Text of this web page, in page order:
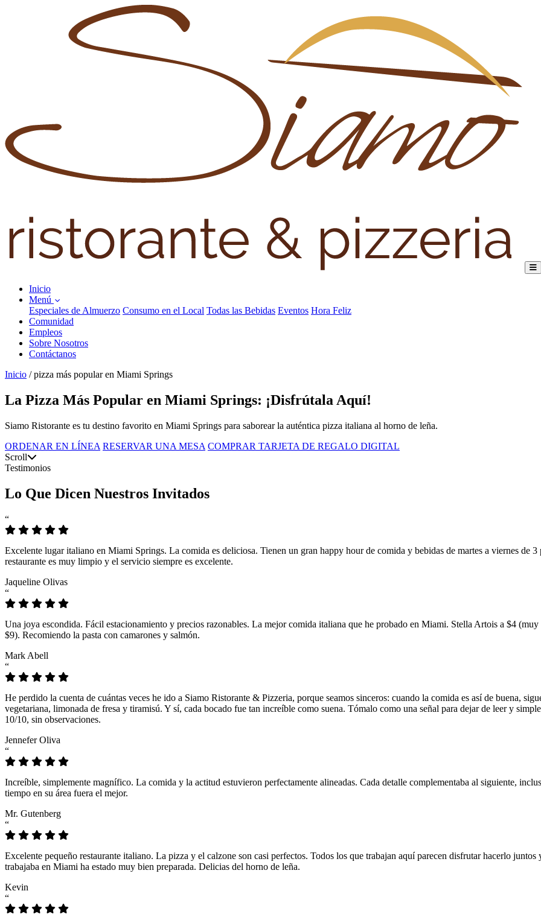
Inicio
Menú
Especiales de Almuerzo Consumo en el Local Todas las Bebidas Eventos Hora Feliz
Comunidad
Empleos
Sobre Nosotros
Contáctanos
Inicio / pizza más popular en Miami Springs
La Pizza Más Popular en Miami Springs: ¡Disfrútala Aquí!
Siamo Ristorante es tu destino favorito en Miami Springs para saborear la auténtica pizza italiana al horno de leña.
ORDENAR EN LÍNEA RESERVAR UNA MESA COMPRAR TARJETA DE REGALO DIGITAL
Scroll
Testimonios
Lo Que Dicen Nuestros Invitados
“
Excelente lugar italiano en Miami Springs. La comida es deliciosa. Tienen un gran happy hour de comida y bebidas de martes a viernes de
restaurante es muy limpio y el servicio siempre es excelente.
Jaqueline Olivas
“
Una joya escondida. Fácil estacionamiento y precios razonables. La mejor comida italiana que he probado en Miami. Stella Artois a $4
$9). Recomiendo la pasta con camarones y salmón.
Mark Abell
“
He perdido la cuenta de cuántas veces he ido a Siamo Ristorante & Pizzeria, porque seamos sinceros: cuando la comida es así de buena,
vegetariana, limonada de fresa y tiramisú. Y sí, cada bocado fue tan increíble como suena. Tómalo como una señal para dejar de leer y
10/10, sin observaciones.
Jennefer Oliva
“
Increíble, simplemente magnífico. La comida y la actitud estuvieron perfectamente alineadas. Cada detalle complementaba al siguiente,
tiempo en su área fuera el mejor.
Mr. Gutenberg
“
Excelente pequeño restaurante italiano. La pizza y el calzone son casi perfectos. Todos los que trabajan aquí parecen disfrutar hacerlo
trabajaba en Miami ha estado muy bien preparada. Delicias del horno de leña.
Kevin
“